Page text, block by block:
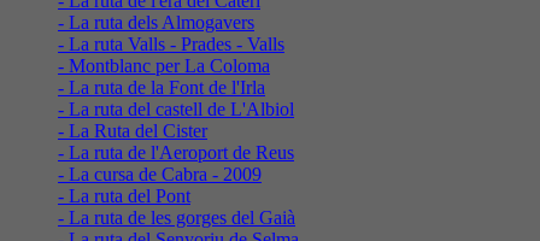
- La ruta dels Almogavers
- La ruta Valls - Prades - Valls
- Montblanc per La Coloma
- La ruta de la Font de l'Irla
- La ruta del castell de L'Albiol
- La Ruta del Cister
- La ruta de l'Aeroport de Reus
- La cursa de Cabra - 2009
- La ruta del Pont
- La ruta de les gorges del Gaià